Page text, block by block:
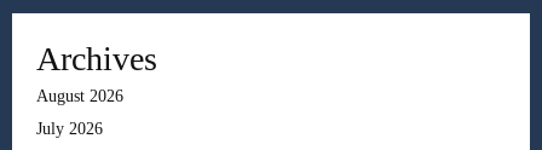
Archives
August 2026
July 2026